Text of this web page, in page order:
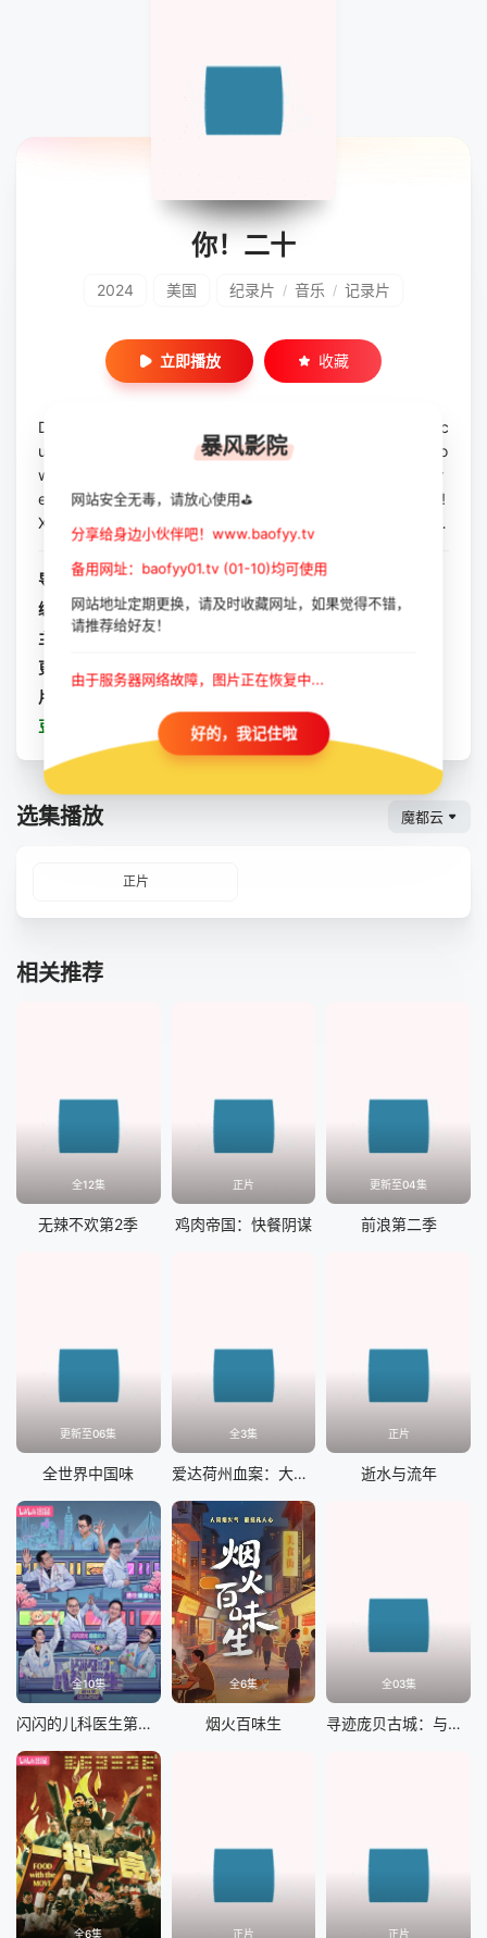
你！二十
2024 美国 纪录片 / 音乐 / 记录片
立即播放 收藏
DIG!XXisthe20thanniversaryextendededitionoftherockdoc
umentaryDIG!,whichaddsnewnarrationbyTheBrianJonesto
wnMassacre’sJoelGion,features40+minutesofnever-befor
e-seenfootage,andbringsthisepictalethroughtotoday.DIG!
XXlooksatthecollisionofartandcommercethroughthestar-cr
ossedfriendshipandbitterrivalryofduelingrockbands--The
D...
导演： 欧迪·蒂莫内尔
编剧： 欧迪·蒂莫内尔
主演： The Dandy Warhols
更新：
片长：
豆瓣：
选集播放 魔都云
正片
相关推荐
全12集
无辣不欢第2季
正片
鸡肉帝国：快餐阴谋
更新至04集
前浪第二季
更新至06集
全世界中国味
全3集
爱达荷州血案：大学梦魇
正片
逝水与流年
全10集
闪闪的儿科医生第四季
全6集
烟火百味生
全03集
寻迹庞贝古城：与汤姆·希德勒斯顿同行
全6集 正片 正片
暴风影院
网站安全无毒，请放心使用⛳
分享给身边小伙伴吧！www.baofyy.tv
备用网址：baofyy01.tv (01-10)均可使用
网站地址定期更换，请及时收藏网址，如果觉得不错，
请推荐给好友！
由于服务器网络故障，图片正在恢复中...
好的，我记住啦